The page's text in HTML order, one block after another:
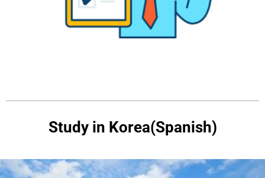
Study in Korea(Spanish)